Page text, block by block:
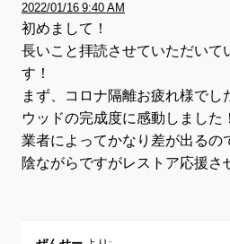
2022/01/16 9:40 AM
初めまして！
長いこと拝読させていただいて
す！
まず、コロナ隔離お疲れ様でし
ウッドの完成度に感動しました！
業者によってかなり差が出るの
陰ながらですがレストア応援さ